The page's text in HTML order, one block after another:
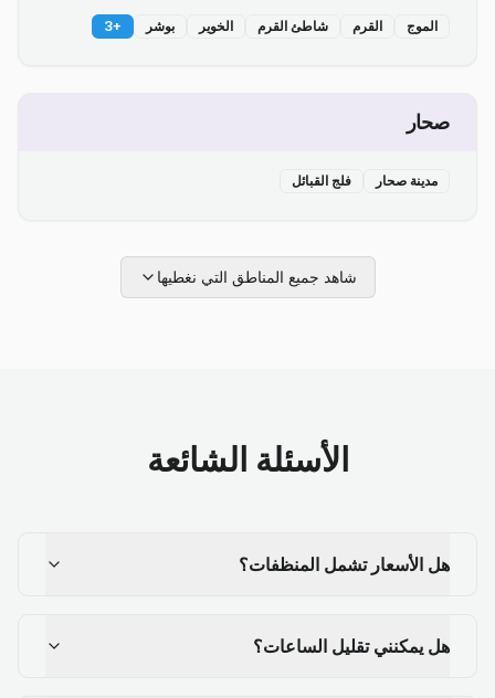
الموج القرم شاطئ القرم الخوير بوشر +
3
صحار
مدينة صحار فلج القبائل
شاهد جميع المناطق التي نغطيها
الأسئلة الشائعة
هل الأسعار تشمل المنظفات؟
هل يمكنني تقليل الساعات؟